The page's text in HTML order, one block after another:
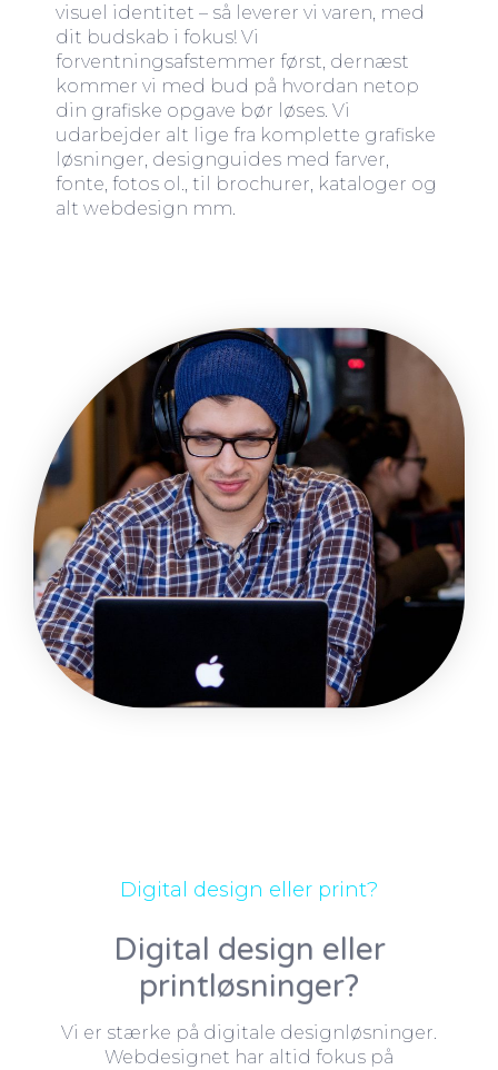
visuel identitet – så leverer vi varen, med
dit budskab i fokus! Vi
forventningsafstemmer først, dernæst
kommer vi med bud på hvordan netop
din grafiske opgave bør løses. Vi
udarbejder alt lige fra komplette grafiske
løsninger, designguides med farver,
fonte, fotos ol., til brochurer, kataloger og
alt webdesign mm.
Digital design eller print?
Digital design eller
printløsninger?
Vi er stærke på digitale designløsninger.
Webdesignet har altid fokus på